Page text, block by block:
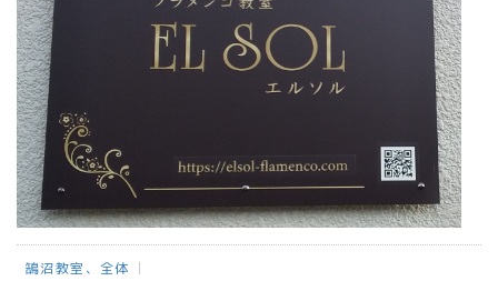
鵠沼教室、全体